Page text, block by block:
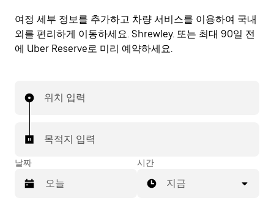
여정 세부 정보를 추가하고 차량 서비스를 이용하여 국내
외를 편리하게 이동하세요. Shrewley. 또는 최대 90일 전
에 Uber Reserve로 미리 예약하세요.
위치 입력
목적지 입력
날짜 시간
지금